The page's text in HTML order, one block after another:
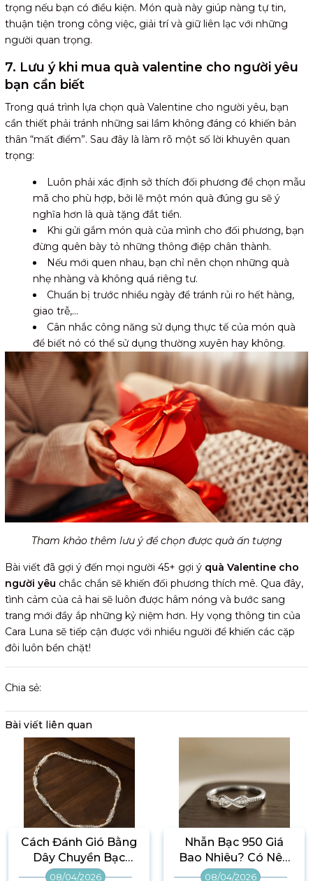
trọng nếu bạn có điều kiện. Món quà này giúp nàng tự tin,
thuận tiện trong công việc, giải trí và giữ liên lạc với những
người quan trọng.
7. Lưu ý khi mua quà valentine cho người yêu
bạn cần biết
Trong quá trình lựa chọn quà Valentine cho người yêu, bạn
cần thiết phải tránh những sai lầm không đáng có khiến bản
thân “mất điểm”. Sau đây là làm rõ một số lời khuyên quan
trọng:
Luôn phải xác định sở thích đối phương để chọn mẫu
mã cho phù hợp, bởi lẽ một món quà đúng gu sẽ ý
nghĩa hơn là quà tặng đắt tiền.
Khi gửi gắm món quà của mình cho đối phương, bạn
đừng quên bày tỏ những thông điệp chân thành.
Nếu mới quen nhau, bạn chỉ nên chọn những quà
nhẹ nhàng và không quá riêng tư.
Chuẩn bị trước nhiều ngày để tránh rủi ro hết hàng,
giao trễ,...
Cân nhắc công năng sử dụng thực tế của món quà
để biết nó có thể sử dụng thường xuyên hay không.
Tham khảo thêm lưu ý để chọn được quà ấn tượng
Bài viết đã gợi ý đến mọi người 45+ gợi ý quà Valentine cho
người yêu chắc chắn sẽ khiến đối phương thích mê. Qua đây,
tình cảm của cả hai sẽ luôn được hâm nóng và bước sang
trang mới đầy ắp những kỷ niệm hơn. Hy vọng thông tin của
Cara Luna sẽ tiếp cận được với nhiều người để khiến các cặp
đôi luôn bền chặt!
Chia sẻ:
Bài viết liên quan
Cách Đánh Gió Bằng
Dây Chuyền Bạc
Hiệu Quả Cho Người
08/04/2026
Nhẫn Bạc 950 Giá
Bao Nhiêu? Có Nên
Mua Hay Không?
08/04/2026